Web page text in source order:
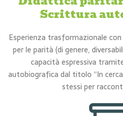
Scrittura
Esperienza trasformazionale
per le parità (di genere,
capacità espressiva
autobiografica dal titolo “In
stessi per